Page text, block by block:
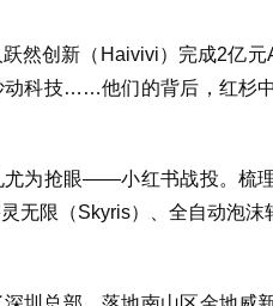
然创新（Haivivi）完成2亿
动科技……他们的背后，红杉
尤为抢眼——小红书战投。梳
无限（Skyris）、全自动泡